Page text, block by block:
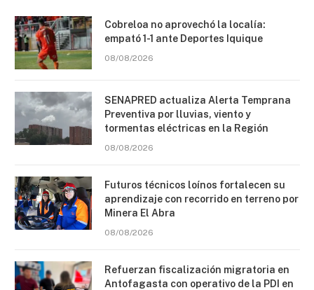
Cobreloa no aprovechó la localía:
empató 1-1 ante Deportes Iquique
08/08/2026
SENAPRED actualiza Alerta Temprana
Preventiva por lluvias, viento y
tormentas eléctricas en la Región
08/08/2026
Futuros técnicos loínos fortalecen su
aprendizaje con recorrido en terreno por
Minera El Abra
08/08/2026
Refuerzan fiscalización migratoria en
Antofagasta con operativo de la PDI en